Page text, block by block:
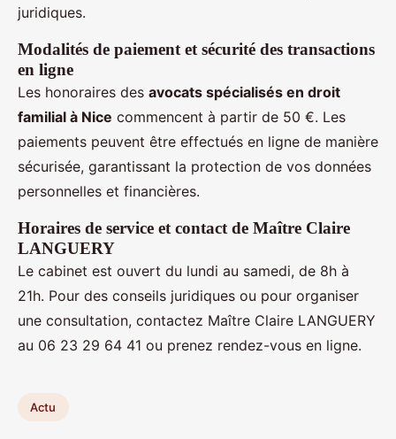
juridiques.
Modalités de paiement et sécurité des transactions
en ligne
Les honoraires des avocats spécialisés en droit
familial à Nice commencent à partir de 50 €. Les
paiements peuvent être effectués en ligne de manière
sécurisée, garantissant la protection de vos données
personnelles et financières.
Horaires de service et contact de Maître Claire
LANGUERY
Le cabinet est ouvert du lundi au samedi, de 8h à
21h. Pour des conseils juridiques ou pour organiser
une consultation, contactez Maître Claire LANGUERY
au 06 23 29 64 41 ou prenez rendez-vous en ligne.
Actu